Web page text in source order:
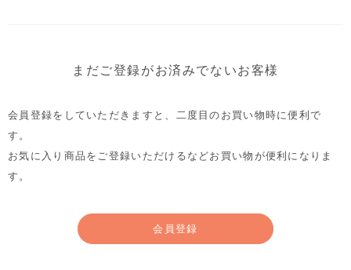
まだご登録がお済みでないお客様
会員登録をしていただきますと、二度目のお買い物時に便利で
す。
お気に入り商品をご登録いただけるなどお買い物が便利になりま
す。
会員登録